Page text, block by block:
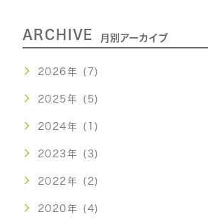
ARCHIVE 月別アーカイブ
2026年 (7)
2025年 (5)
2024年 (1)
2023年 (3)
2022年 (2)
2020年 (4)